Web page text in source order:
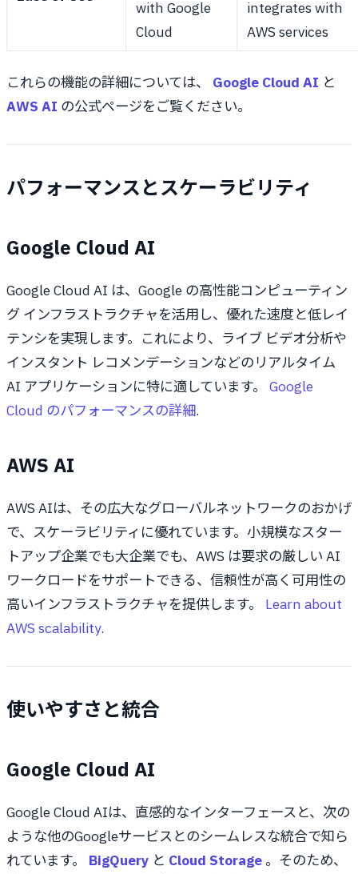
with Google
Cloud
integrates with
AWS services
これらの機能の詳細については、 Google Cloud AI と
AWS AI の公式ページをご覧ください。
パフォーマンスとスケーラビリティ
Google Cloud AI
Google Cloud AI は、Google の高性能コンピューティン
グ インフラストラクチャを活用し、優れた速度と低レイ
テンシを実現します。これにより、ライブ ビデオ分析や
インスタント レコメンデーションなどのリアルタイム
AI アプリケーションに特に適しています。 Google
Cloud のパフォーマンスの詳細.
AWS AI
AWS AIは、その広大なグローバルネットワークのおかげ
で、スケーラビリティに優れています。小規模なスター
トアップ企業でも大企業でも、AWS は要求の厳しい AI
ワークロードをサポートできる、信頼性が高く可用性の
高いインフラストラクチャを提供します。 Learn about
AWS scalability.
使いやすさと統合
Google Cloud AI
Google Cloud AIは、直感的なインターフェースと、次の
ような他のGoogleサービスとのシームレスな統合で知ら
れています。 BigQuery と Cloud Storage 。そのため、